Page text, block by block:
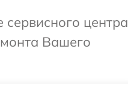
центра
Вашего